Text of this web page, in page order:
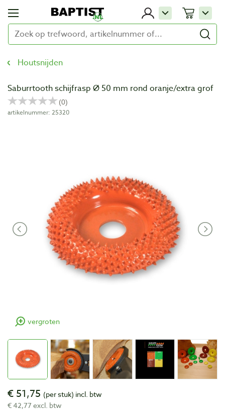
Houtsnijden
Saburrtooth schijfrasp Ø 50 mm rond oranje/extra grof
artikelnummer: 25320
vergroten
€ 51,75 (per stuk) incl. btw
€ 42,77 excl. btw